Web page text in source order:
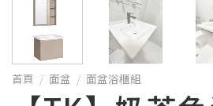
首頁 / 面盆 / 面盆浴櫃組